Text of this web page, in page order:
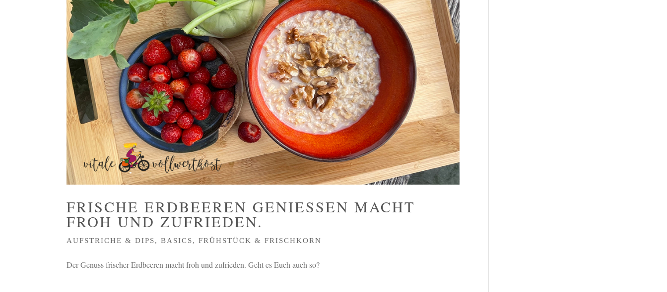
FRISCHE ERDBEEREN GENIESSEN MACHT F
ROH UND ZUFRIEDEN.
AUFSTRICHE & DIPS,BASICS,FRÜHSTÜCK & FRISCHKORN
Der Genuss frischer Erdbeeren macht froh und zufrieden. Geht es Euch auch so?